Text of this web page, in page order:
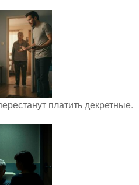
платить декретные.